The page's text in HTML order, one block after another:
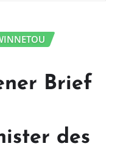
Brief
des